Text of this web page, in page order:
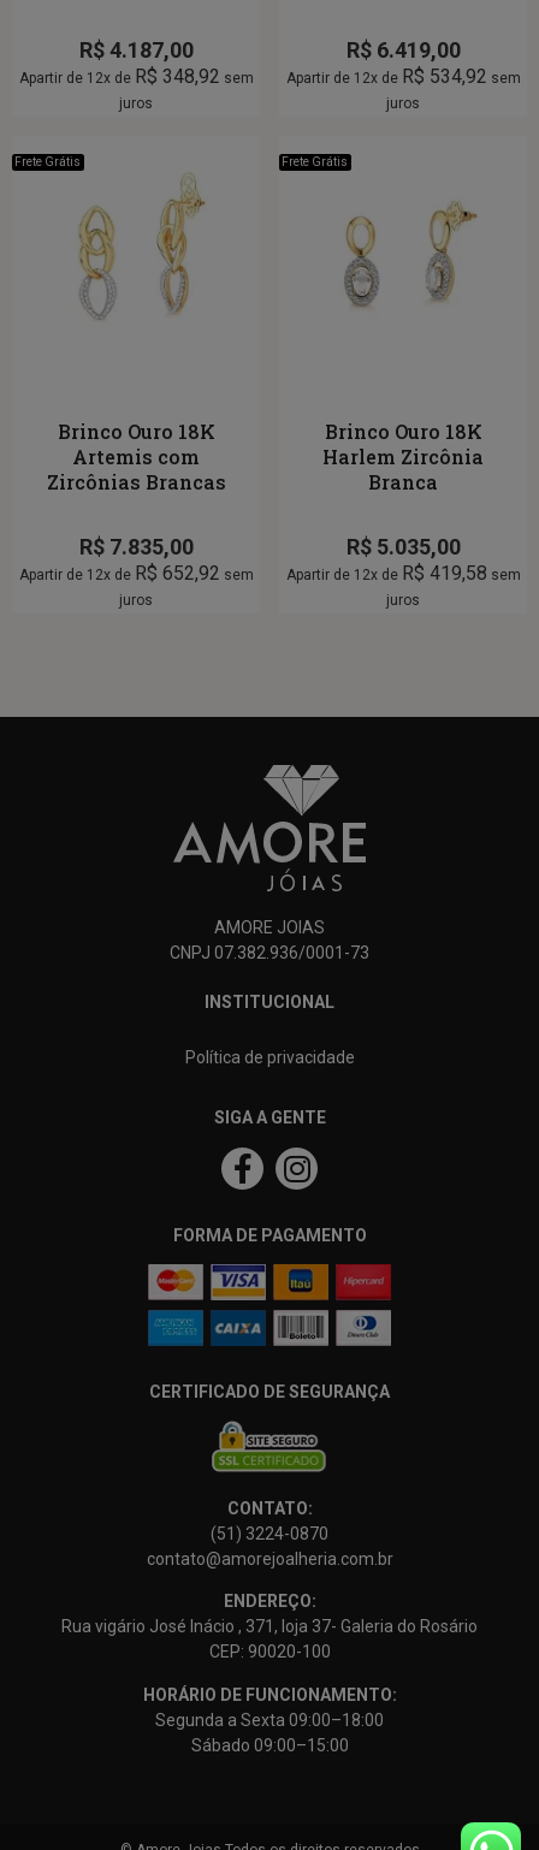
R$4.187,00
Apartir de 12x de R$ 348,92 sem
juros
R$6.419,00
Apartir de 12x de R$ 534,92 sem
juros
Frete Grátis
Brinco Ouro 18K
Artemis com
Zircônias Brancas
R$7.835,00
Apartir de 12x de R$ 652,92 sem
juros
Frete Grátis
Brinco Ouro 18K
Harlem Zircônia
Branca
R$5.035,00
Apartir de 12x de R$ 419,58 sem
juros
AMORE JOIAS
CNPJ 07.382.936/0001-73
INSTITUCIONAL
Política de privacidade
SIGA A GENTE
FORMA DE PAGAMENTO
CERTIFICADO DE SEGURANÇA
CONTATO:
(51) 3224-0870
contato@amorejoalheria.com.br
ENDEREÇO:
Rua vigário José Inácio , 371, loja 37- Galeria do Rosário
CEP: 90020-100
HORÁRIO DE FUNCIONAMENTO:
Segunda a Sexta 09:00–18:00
Sábado 09:00–15:00